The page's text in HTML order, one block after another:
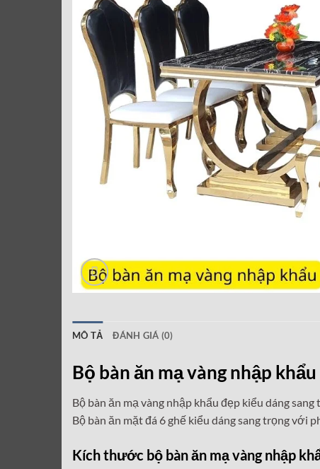
MÔ TẢ ĐÁNH GIÁ (0)
Bộ bàn ăn mạ vàng nhập khẩu
Bộ bàn ăn mạ vàng nhập khẩu đẹp kiểu dáng
Bộ bàn ăn mặt đá 6 ghế kiểu dáng sang trọng với
Kích thước bộ bàn ăn mạ vàng nhập